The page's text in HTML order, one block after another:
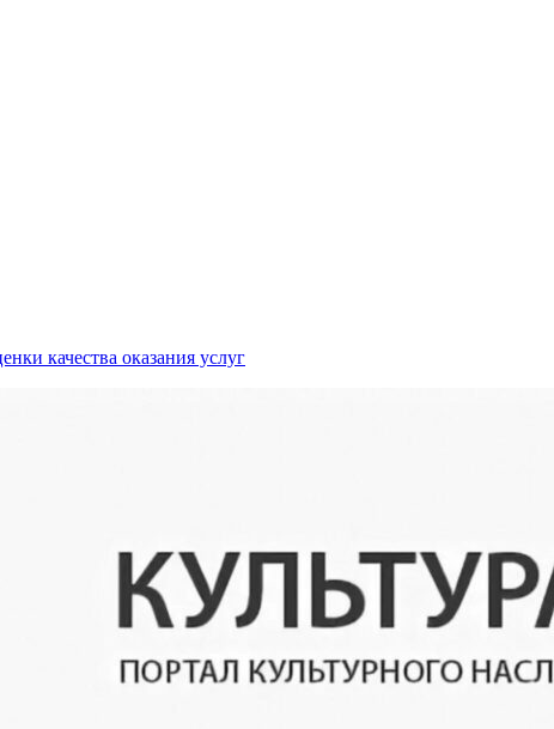
качества оказания услуг